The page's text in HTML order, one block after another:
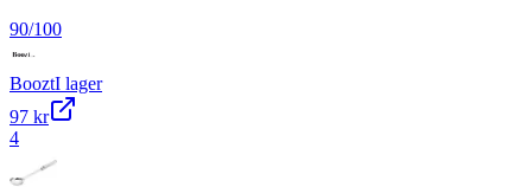
90/100
BooztI lager
97 kr
4